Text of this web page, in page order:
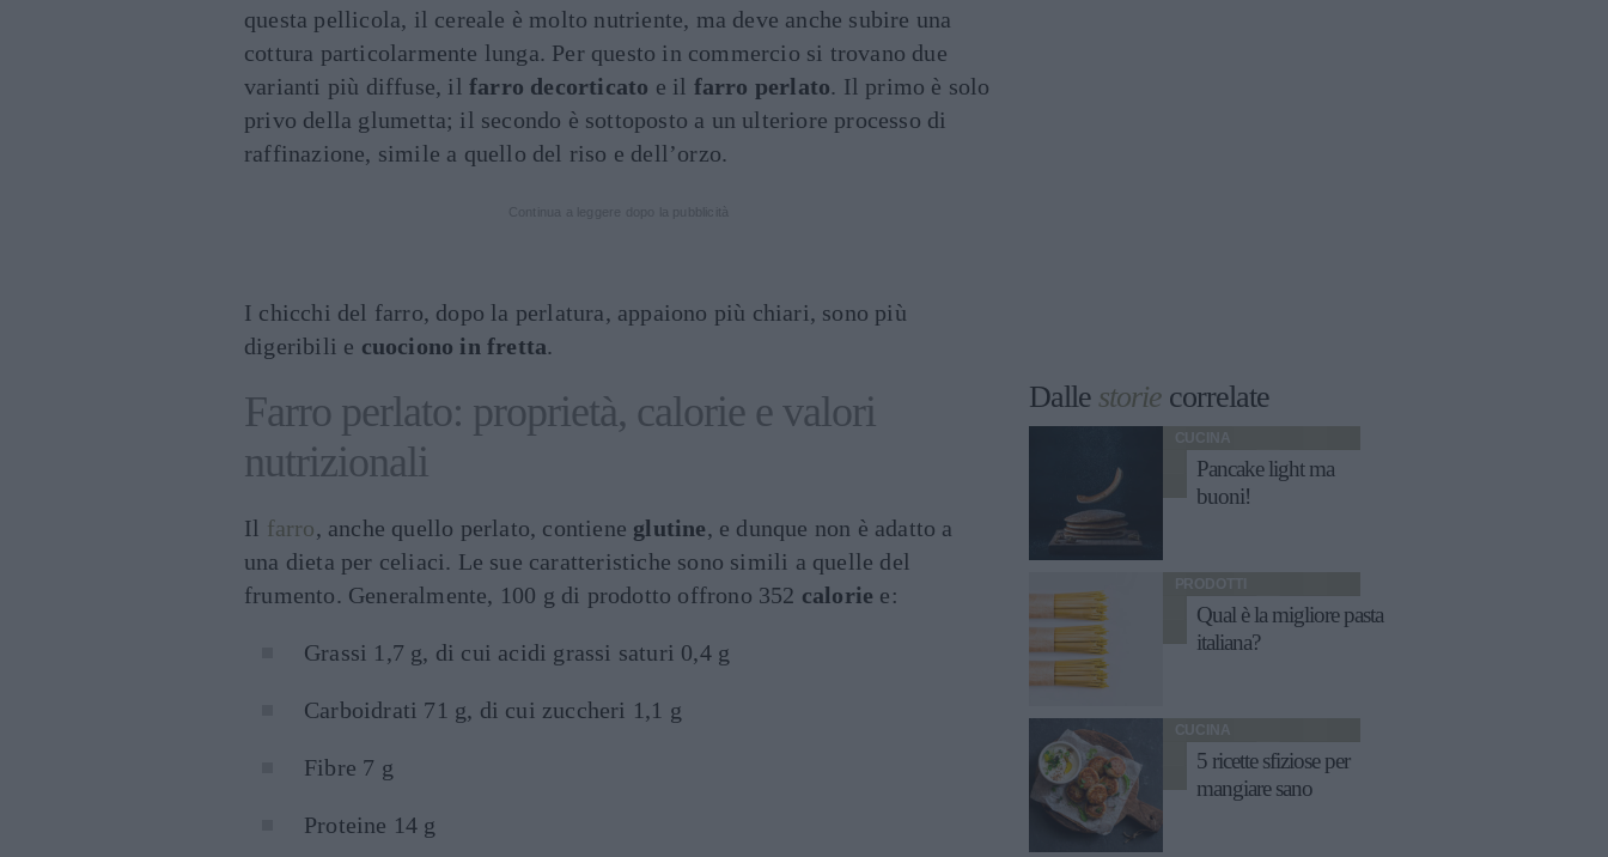
questa pellicola, il cereale è molto nutriente, ma deve anche subire una
cottura particolarmente lunga. Per questo in commercio si trovano due
varianti più diffuse, il farro decorticato e il farro perlato. Il primo è solo
privo della glumetta; il secondo è sottoposto a un ulteriore processo di
raffinazione, simile a quello del riso e dell’orzo.
I chicchi del farro, dopo la perlatura, appaiono più chiari, sono più
digeribili e cuociono in fretta.
Farro perlato: proprietà, calorie e valori
nutrizionali
Il farro, anche quello perlato, contiene glutine, e dunque non è adatto a
una dieta per celiaci. Le sue caratteristiche sono simili a quelle del
frumento. Generalmente, 100 g di prodotto offrono 352 calorie e:
Grassi 1,7 g, di cui acidi grassi saturi 0,4 g
Carboidrati 71 g, di cui zuccheri 1,1 g
Fibre 7 g
Proteine 14 g
Dalle storie correlate
CUCINA
Pancake light ma
buoni!
PRODOTTI
Qual è la migliore pasta
italiana?
CUCINA
5 ricette sfiziose per
mangiare sano